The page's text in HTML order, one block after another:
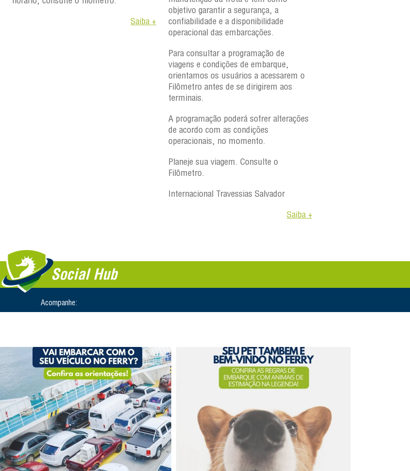
Saiba +
objetivo garantir a segurança, a
confiabilidade e a disponibilidade
operacional das embarcações.
Para consultar a programação de
viagens e condições de embarque,
orientamos os usuários a acessarem o
Filômetro antes de se dirigirem aos
terminais.
A programação poderá sofrer alterações
de acordo com as condições
operacionais, no momento.
Planeje sua viagem. Consulte o
Filômetro.
Internacional Travessias Salvador
Saiba +
Social Hub
Acompanhe: